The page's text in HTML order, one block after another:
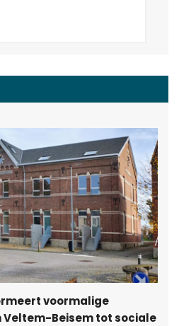
voormalige
Beisem tot sociale